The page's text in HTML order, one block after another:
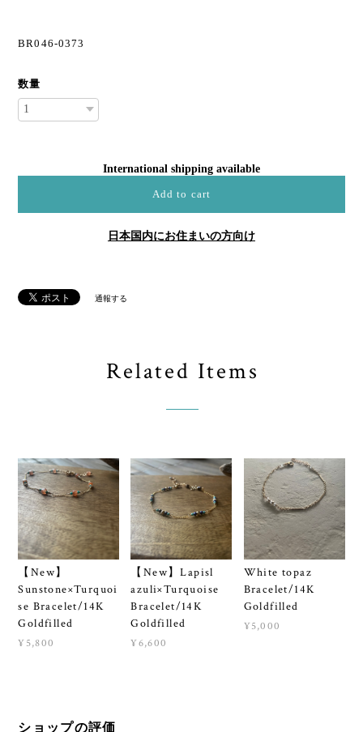
BR046-0373
数量
International shipping available
Add to cart
日本国内にお住まいの方向け
通報する
Related Items
【New】
Sunstone×Turquoi
se Bracelet/14K
Goldfilled
¥5,800
【New】Lapisl
azuli×Turquoise
Bracelet/14K
Goldfilled
¥6,600
White topaz
Bracelet/14K
Goldfilled
¥5,000
ショップの評価